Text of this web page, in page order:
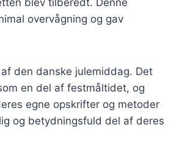
overvågning og gav
den danske julemiddag. Det
en del af festmåltidet, og
egne opskrifter og metoder
og betydningsfuld del af deres